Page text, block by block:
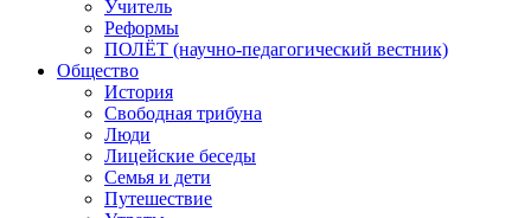
Учитель
Реформы
ПОЛЁТ (научно-педагогический вестник)
Общество
История
Свободная трибуна
Люди
Лицейские беседы
Семья и дети
Путешествие